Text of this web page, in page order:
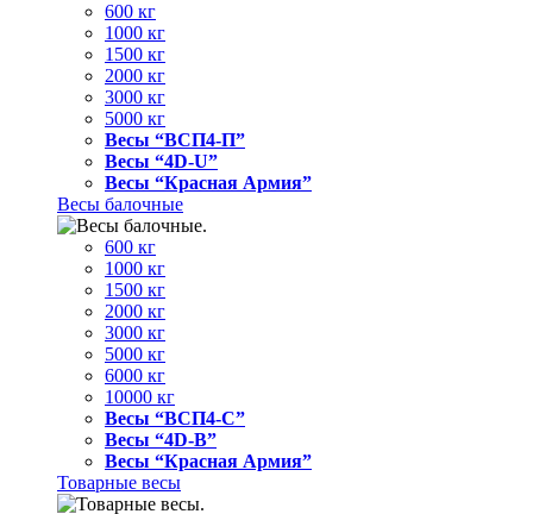
600 кг
1000 кг
1500 кг
2000 кг
3000 кг
5000 кг
Весы “ВСП4-П”
Весы “4D-U”
Весы “Красная Армия”
Весы балочные
600 кг
1000 кг
1500 кг
2000 кг
3000 кг
5000 кг
6000 кг
10000 кг
Весы “ВСП4-С”
Весы “4D-В”
Весы “Красная Армия”
Товарные весы